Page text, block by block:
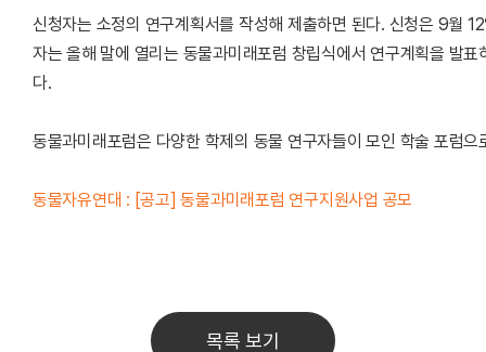
신청자는 소정의 연구계획서를 작성해 제출하면 된다. 신청은 9월
자는 올해 말에 열리는 동물과미래포럼 창립식에서 연구계획을 발
다.
동물과미래포럼은 다양한 학제의 동물 연구자들이 모인 학술 포럼
동물자유연대 : [공고] 동물과미래포럼 연구지원사업 공모
목록 보기